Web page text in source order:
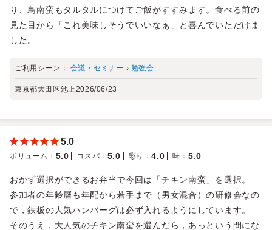
り、鳥南蛮もタルタルにつけてご飯がすすみます。食べる前の
見た目から「これ美味しそうでいいなぁ」と喜んでいただけま
した。
ご利用シーン： 会議・セミナー › 勉強会
東京都大田区池上2026/06/23
5.0
ボリューム ： 5.0 コスパ ： 5.0 彩り ：4.0 味 ： 5.0
おかず選択ができるお弁当で今回は「チキン南蛮」を選択。
参加者の年齢層も年配から若手まで（男女混合）の研修会なの
で，鉄板の人気ハンバーグは必ず入れるようにしています。
そのうえ，大人気のチキン南蛮を選んだら，あっという間にな